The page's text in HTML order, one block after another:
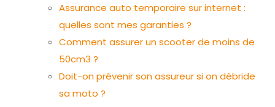
Assurance auto temporaire sur internet :
quelles sont mes garanties ?
Comment assurer un scooter de moins de
50cm3 ?
Doit-on prévenir son assureur si on débride
sa moto ?